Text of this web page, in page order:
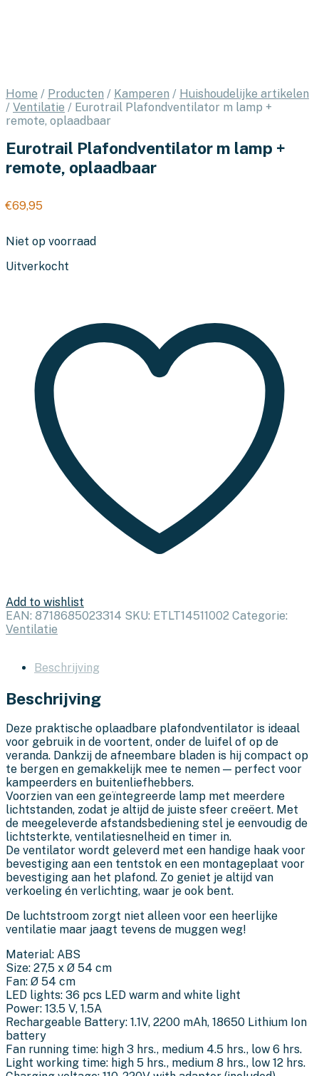
Home / Producten / Kamperen / Huishoudelijke artikelen
/ Ventilatie / Eurotrail Plafondventilator m lamp +
remote, oplaadbaar
Eurotrail Plafondventilator m lamp +
remote, oplaadbaar
€69,95
Niet op voorraad
Uitverkocht
Add to wishlist
EAN: 8718685023314 SKU: ETLT14511002 Categorie:
Ventilatie
Beschrijving
Beschrijving
Deze praktische oplaadbare plafondventilator is ideaal
voor gebruik in de voortent, onder de luifel of op de
veranda. Dankzij de afneembare bladen is hij compact op
te bergen en gemakkelijk mee te nemen — perfect voor
kampeerders en buitenliefhebbers.
Voorzien van een geïntegreerde lamp met meerdere
lichtstanden, zodat je altijd de juiste sfeer creëert. Met
de meegeleverde afstandsbediening stel je eenvoudig de
lichtsterkte, ventilatiesnelheid en timer in.
De ventilator wordt geleverd met een handige haak voor
bevestiging aan een tentstok en een montageplaat voor
bevestiging aan het plafond. Zo geniet je altijd van
verkoeling én verlichting, waar je ook bent.
De luchtstroom zorgt niet alleen voor een heerlijke
ventilatie maar jaagt tevens de muggen weg!
Material: ABS
Size: 27,5 x Ø 54 cm
Fan: Ø 54 cm
LED lights: 36 pcs LED warm and white light
Power: 13.5 V, 1.5A
Rechargeable Battery: 1.1V, 2200 mAh, 18650 Lithium Ion
battery
Fan running time: high 3 hrs., medium 4.5 hrs., low 6 hrs.
Light working time: high 5 hrs., medium 8 hrs., low 12 hrs.